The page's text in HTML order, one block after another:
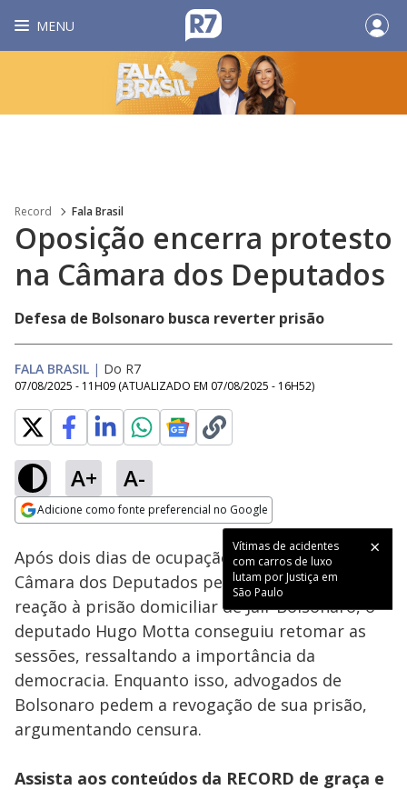
MENU
Record Fala Brasil
Oposição encerra protesto
na Câmara dos Deputados
Defesa de Bolsonaro busca reverter prisão
FALA BRASIL | Do R7
07/08/2025 - 11H09 (ATUALIZADO EM 07/08/2025 - 16H52)
A+ A-
Adicione como fonte preferencial no Google
Vítimas de acidentes
com carros de luxo
lutam por Justiça em
São Paulo
Ativar
Loaded
25.89%
Após dois dias de ocupação do plenário da
Câmara dos Deputados pela oposição, em
reação à prisão domiciliar de Jair Bolsonaro, o
deputado Hugo Motta conseguiu retomar as
sessões, ressaltando a importância da
democracia. Enquanto isso, advogados de
Bolsonaro pedem a revogação de sua prisão,
argumentando censura.
Assista aos conteúdos da RECORD de graça e